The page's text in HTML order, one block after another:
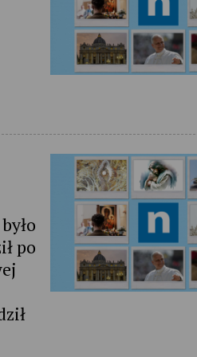
po